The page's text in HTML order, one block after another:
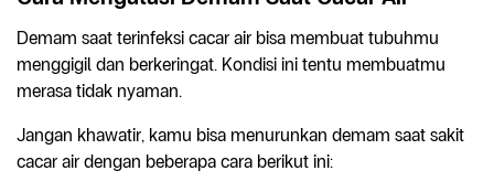
Demam saat terinfeksi cacar air bisa membuat tubuhmu
menggigil dan berkeringat. Kondisi ini tentu membuatmu
merasa tidak nyaman.
Jangan khawatir, kamu bisa menurunkan demam saat sakit
cacar air dengan beberapa cara berikut ini: